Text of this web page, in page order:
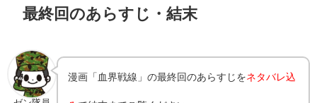
最終回のあらすじ・結末
漫画「 血界戦線 」の最終回のあらすじをネタバレ込